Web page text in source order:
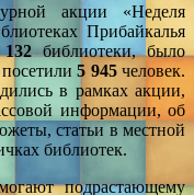
акции «Неделя
Прибайкалья
132библиотеки, было
5 945человек.
в рамках акции,
информации, об
статьи в местной
библиотек.
подрастающему